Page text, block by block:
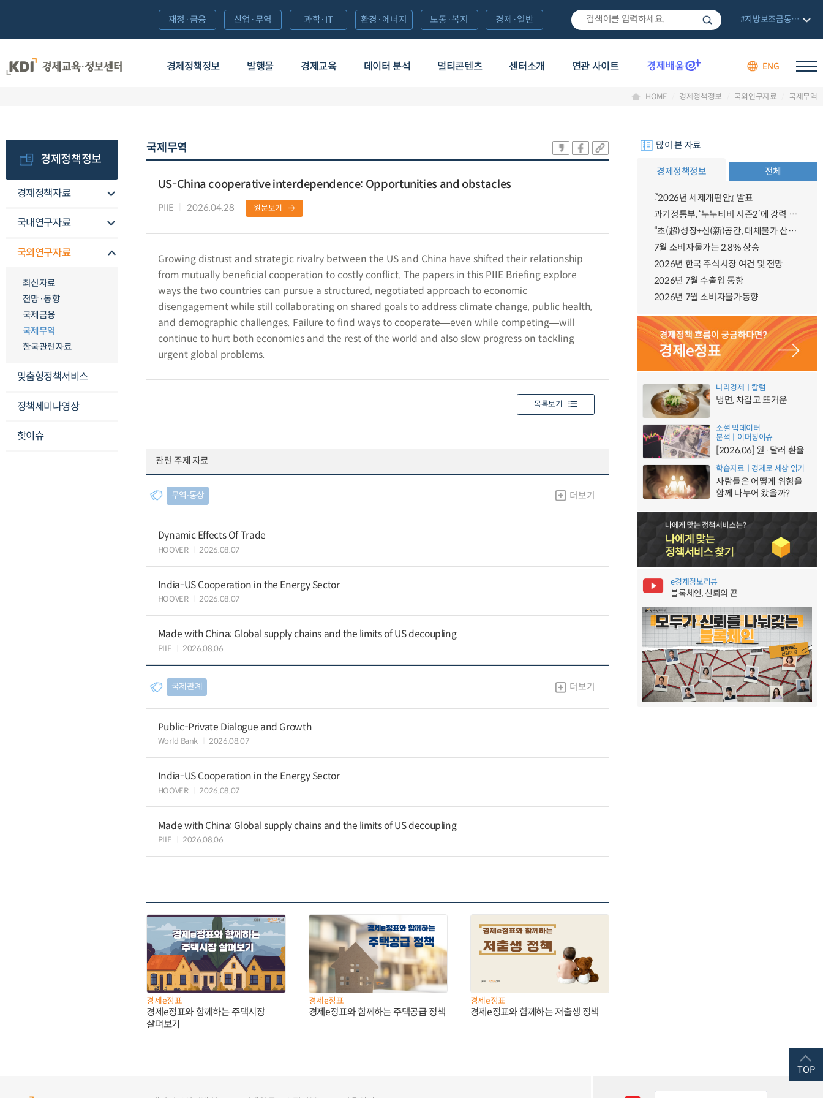
경제정책정보 발행물 경제교육 데이터 분석 멀티콘텐츠 센터소개 연관 사이트 ENG
재정·금융 산업·무역 과학·IT 환경·에너지 노동·복지 경제·일반 #지방보조금통합관리망
HOME 경제정책정보 국외연구자료 국제무역
경제정책정보
경제정책자료
국내연구자료
국외연구자료
최신자료
전망·동향
국제금융
국제무역
한국관련자료
맞춤형정책서비스
정책세미나영상
핫이슈
국제무역
US-China cooperative interdependence: Opportunities and obstacles
PIIE 2026.04.28 원문보기
Growing distrust and strategic rivalry between the US and China have shifted their relationship
from mutually beneficial cooperation to costly conflict. The papers in this PIIE Briefing explore
ways the two countries can pursue a structured, negotiated approach to economic
disengagement while still collaborating on shared goals to address climate change, public health,
and demographic challenges. Failure to find ways to cooperate―even while competing―will
continue to hurt both economies and the rest of the world and also slow progress on tackling
urgent global problems.
목록보기
관련 주제 자료
무역∙통상 더보기
Dynamic Effects Of Trade
HOOVER 2026.08.07
India-US Cooperation in the Energy Sector
HOOVER 2026.08.07
Made with China: Global supply chains and the limits of US decoupling
PIIE 2026.08.06
국제관계 더보기
Public-Private Dialogue and Growth
World Bank 2026.08.07
India-US Cooperation in the Energy Sector
HOOVER 2026.08.07
Made with China: Global supply chains and the limits of US decoupling
PIIE 2026.08.06
경제e정표
경제e정표와 함께하는 주택시장
살펴보기
경제e정표
경제e정표와 함께하는 주택공급 정책
경제e정표
경제e정표와 함께하는 저출생 정책
많이 본 자료
경제정책정보 전체
『2026년 세제개편안』 발표
과기정통부, ‘누누티비 시즌2’에 강력 대응 의지 밝혀
“초(超)성장+신(新)공간, 대체불가 산업강국”
7월 소비자물가는 2.8% 상승
2026년 한국 주식시장 여건 및 전망
2026년 7월 수출입 동향
2026년 7월 소비자물가동향
나라경제ㅣ칼럼
냉면, 차갑고 뜨거운
소셜 빅데이터
분석ㅣ이머징이슈
[2026.06] 원·달러 환율
학습자료ㅣ경제로 세상 읽기
사람들은 어떻게 위험을
함께 나누어 왔을까?
e경제정보리뷰
블록체인, 신뢰의 끈
TOP